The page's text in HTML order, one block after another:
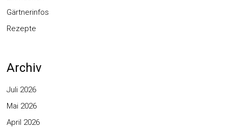
Gärtnerinfos
Rezepte
Archiv
Juli 2026
Mai 2026
April 2026